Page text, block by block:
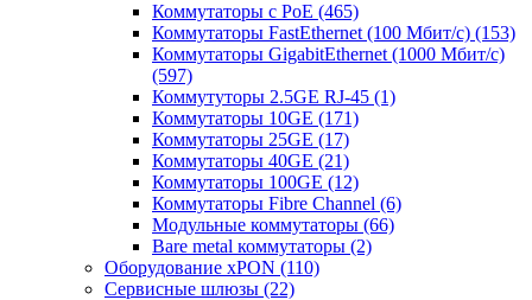
Коммутаторы с PoE (465)
Коммутаторы FastEthernet (100 Мбит/с) (153)
Коммутаторы GigabitEthernet (1000 Мбит/с)
(597)
Коммутуторы 2.5GE RJ-45 (1)
Коммутаторы 10GE (171)
Коммутаторы 25GE (17)
Коммутаторы 40GE (21)
Коммутаторы 100GE (12)
Коммутаторы Fibre Channel (6)
Модульные коммутаторы (66)
Bare metal коммутаторы (2)
Оборудование xPON (110)
Сервисные шлюзы (22)